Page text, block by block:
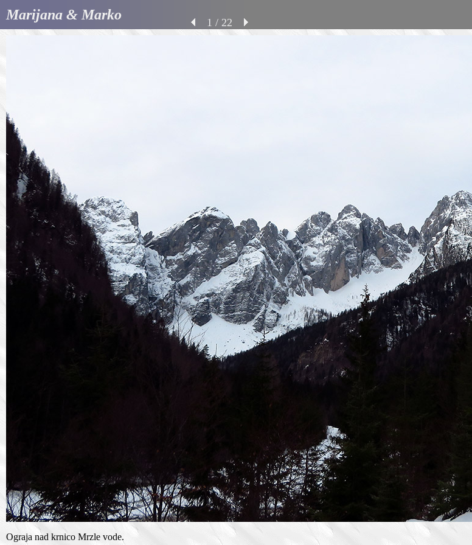
Marijana & Marko 1 / 22
Ograja nad krnico Mrzle vode.